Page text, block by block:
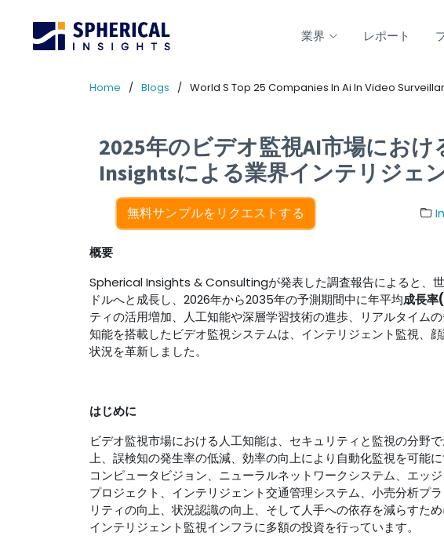
業界 レポート
Home Blogs World S Top 25 Companies In Ai In Video
2025年のビデオ監視AI市場にお
Insightsによる業界インテリジェ
無料サンプルをリクエストする
概要
Spherical Insights & Consultingが発表した調査報告によると、
ドルへと成長し、2026年から2035年の予測期間中に年平均成長
ティの活用増加、人工知能や深層学習技術の進歩、リアルタイム
知能を搭載したビデオ監視システムは、インテリジェント監視、
状況を革新しました。
はじめに
ビデオ監視市場における人工知能は、セキュリティと監視の分野
上、誤検知の発生率の低減、効率の向上により自動化監視を可能
コンピュータビジョン、ニューラルネットワークシステム、エッ
プロジェクト、インテリジェント交通管理システム、小売分析プ
リティの向上、状況認識の向上、そして人手への依存を減らすた
インテリジェント監視インフラに多額の投資を行っています。